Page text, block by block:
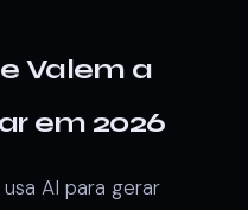
Valem a
em 2026
AI para gerar